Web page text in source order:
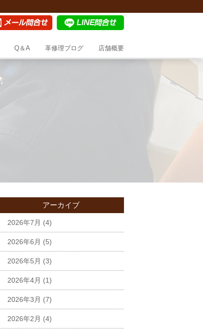
Q＆A 革修理ブログ 店舗概要
アーカイブ
2026年7月 (4)
2026年6月 (5)
2026年5月 (3)
2026年4月 (1)
2026年3月 (7)
2026年2月 (4)